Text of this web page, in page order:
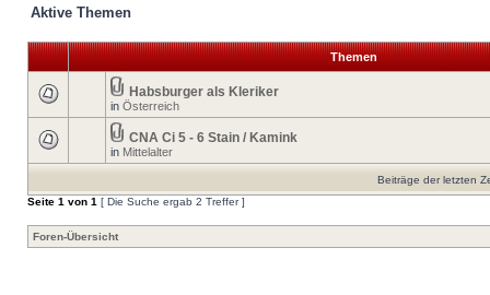
Aktive Themen
Themen
Habsburger als Kleriker
in Österreich
CNA Ci 5 - 6 Stain / Kamink
in Mittelalter
Beiträge der letzten
Seite 1 von 1 [ Die Suche ergab 2 Treffer ]
Foren-Übersicht